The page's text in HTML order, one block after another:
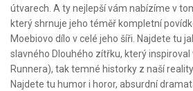
útvarech. A ty nejlepší vám nabízíme v
který shrnuje jeho téměř kompletní
Moebiovo dílo v celé jeho šíři. Najdete tu
slavného Dlouhého zítřku, který
Runnera), tak temné historky z naší
Najdete tu humor i horor, absurdní